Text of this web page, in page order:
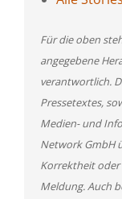
Für die oben
angegebene
verantwortlich.
Pressetextes,
Medien- und
Network GmbH
Korrektheit
Meldung. Auch